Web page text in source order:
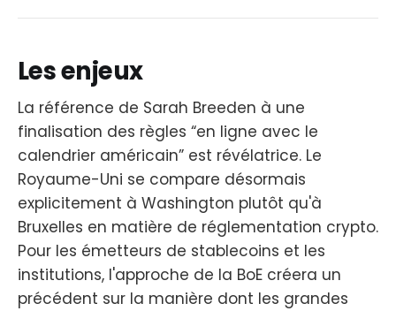
Les enjeux
La référence de Sarah Breeden à une
finalisation des règles “en ligne avec le
calendrier américain” est révélatrice. Le
Royaume-Uni se compare désormais
explicitement à Washington plutôt qu'à
Bruxelles en matière de réglementation crypto.
Pour les émetteurs de stablecoins et les
institutions, l'approche de la BoE créera un
précédent sur la manière dont les grandes